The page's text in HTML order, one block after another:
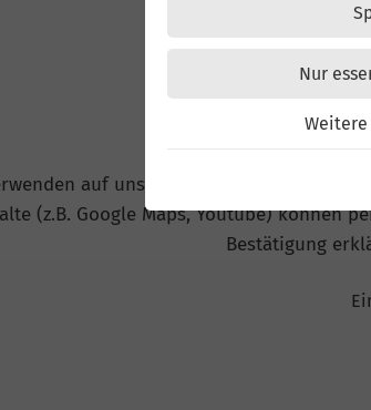
Nur
auf unserer Website externe
(z.B. Google Maps, Youtube) können
Bestätigung